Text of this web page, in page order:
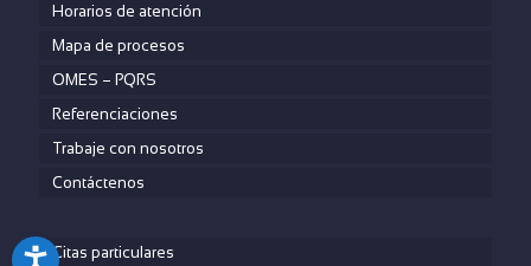
Horarios de atención
Mapa de procesos
OMES – PQRS
Referenciaciones
Trabaje con nosotros
Contáctenos
Citas particulares